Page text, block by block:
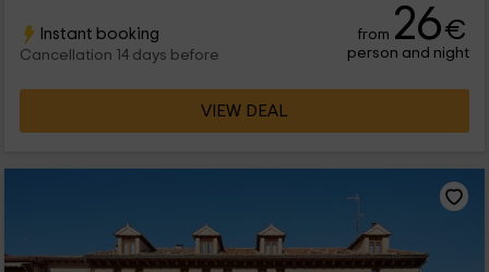
Instant booking
Cancellation 14 days before
from 26€
person and night
VIEW DEAL